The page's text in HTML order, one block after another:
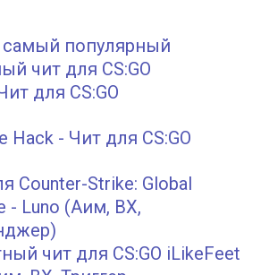
самый популярный
чит для CS:GO
для CS:GO
Hack - Чит для CS:GO
Counter-Strike: Global
- Luno (Аим, ВХ,
чит для CS:GO iLikeFeet